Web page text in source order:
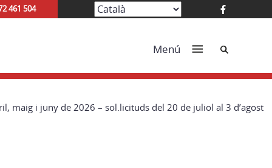
461 504
Menú Cerca
maig i juny de 2026 – sol.licituds del 20 de juliol al 3 d’agost